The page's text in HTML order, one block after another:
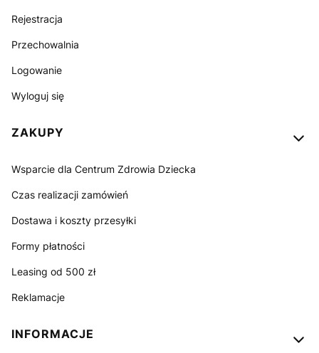
Rejestracja
Przechowalnia
Logowanie
Wyloguj się
ZAKUPY
Wsparcie dla Centrum Zdrowia Dziecka
Czas realizacji zamówień
Dostawa i koszty przesyłki
Formy płatności
Leasing od 500 zł
Reklamacje
INFORMACJE